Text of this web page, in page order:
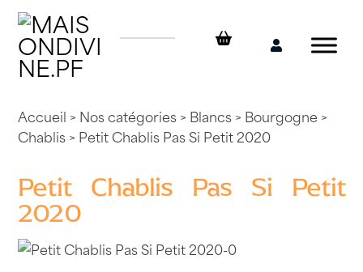
Skip
content
Mon
Accueil > Nos catégories> Blancs> Bourgogne >
Chablis> Petit Chablis Pas Si Petit 2020
Petit Chablis Pas Si Petit
2020